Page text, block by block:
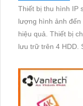
Thiết bị thu hình IP
lượng hình ảnh đến
hiệu quả. Thiết bị cho phép xem ban đêm và có khả năng
lưu trữ trên 4 HDD. Sử dụng công nghệ IP tiên tiến giúp